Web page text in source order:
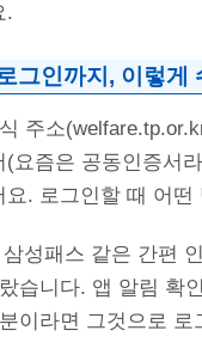
.
그인까지, 이렇게
주소
즘은 공동인증서
. 로그인할 때 어
성패스 같은 간편
습니다. 앱 알림 확
이라면 그것으로